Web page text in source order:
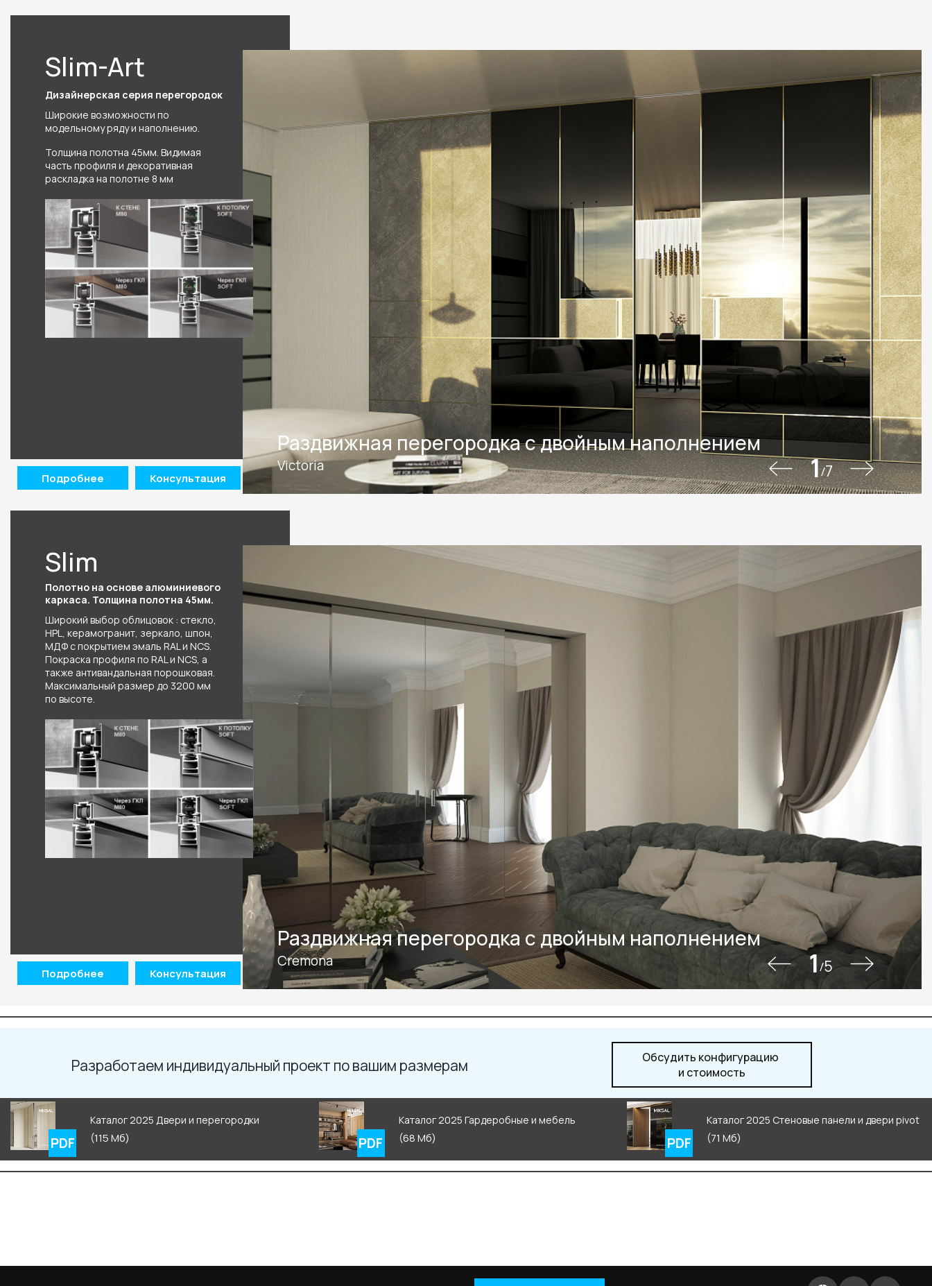
Slim-Art
Дизайнерская серия перегородок
Широкие возможности по
модельному ряду и наполнению.
Толщина полотна 45мм. Видимая
часть профиля и декоративная
раскладка на полотне 8 мм
Раздвижная перегородка с двойным наполнением
Victoria 1/7
Подробнее Консультация
Slim
Полотно на основе алюминиевого
каркаса. Толщина полотна 45мм.
Широкий выбор облицовок : стекло,
HPL, керамогранит, зеркало, шпон,
МДФ с покрытием эмаль RAL и NCS.
Покраска профиля по RAL и NCS, а
также антивандальная порошковая.
Максимальный размер до 3200 мм
по высоте.
Раздвижная перегородка с двойным наполнением
Cremona 1/5
Подробнее Консультация
Разработаем индивидуальный проект по вашим размерам
Обсудить конфигурацию
и стоимость
Каталог 2025 Двери и перегородки
(115 Мб)
Каталог 2025 Гардеробные и мебель
(68 Мб)
Каталог 2025 Стеновые панели и двери pivot
(71 Мб)